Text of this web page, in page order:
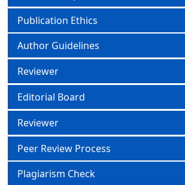
Publication Ethics
Author Guidelines
Reviewer
Editorial Board
Reviewer
Peer Review Process
Plagiarism Check